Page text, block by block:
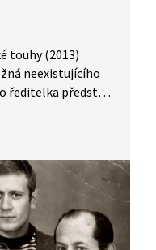
touhy (2013)
neexistujícího
ředitelka představí